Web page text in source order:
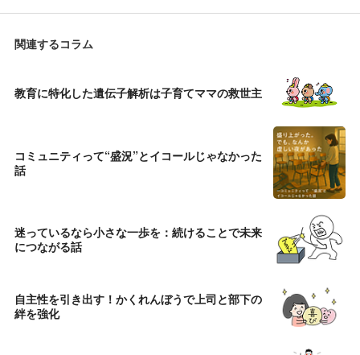
関連するコラム
教育に特化した遺伝子解析は子育てママの救世主
コミュニティって“盛況”とイコールじゃなかった
話
迷っているなら小さな一歩を：続けることで未来
につながる話
自主性を引き出す！かくれんぼうで上司と部下の
絆を強化